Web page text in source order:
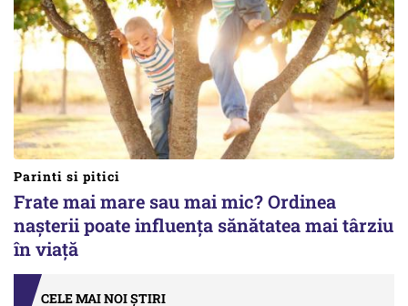
Parinti si pitici
Frate mai mare sau mai mic? Ordinea
nașterii poate influența sănătatea mai târziu
în viață
CELE MAI NOI ȘTIRI